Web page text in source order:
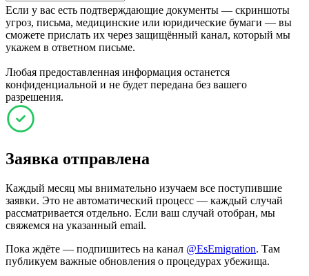
Если у вас есть подтверждающие документы — скриншоты
угроз, письма, медицинские или юридические бумаги — вы
сможете прислать их через защищённый канал, который мы
укажем в ответном письме.
Любая предоставленная информация останется
конфиденциальной и не будет передана без вашего
разрешения.
Заявка отправлена
Каждый месяц мы внимательно изучаем все поступившие
заявки. Это не автоматический процесс — каждый случай
рассматривается отдельно. Если ваш случай отобран, мы
свяжемся на указанный email.
Пока ждёте — подпишитесь на канал @EsEmigration. Там
публикуем важные обновления о процедурах убежища.